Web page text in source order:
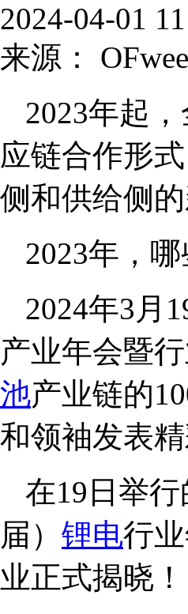
2024-04-01
来源：
2023年起
应链合作形
侧和供给侧的
2023年，
2024年3月
产业年会暨
池产业链的
和领袖发表
在19日举行
届） 锂电行
业正式揭晓！